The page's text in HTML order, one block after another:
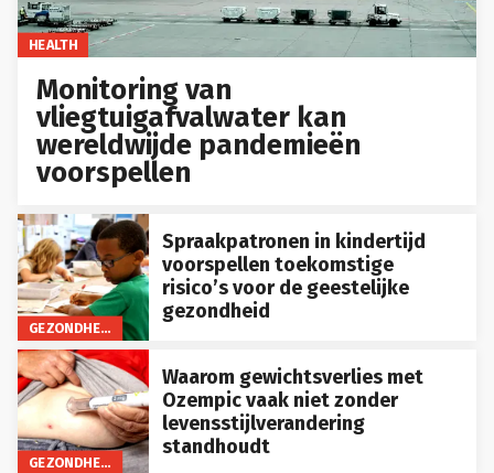
HEALTH
Monitoring van
vliegtuigafvalwater kan
wereldwijde pandemieën
voorspellen
GEZONDHEID
Spraakpatronen in kindertijd
voorspellen toekomstige
risico’s voor de geestelijke
gezondheid
GEZONDHEID
Waarom gewichtsverlies met
Ozempic vaak niet zonder
levensstijlverandering
standhoudt